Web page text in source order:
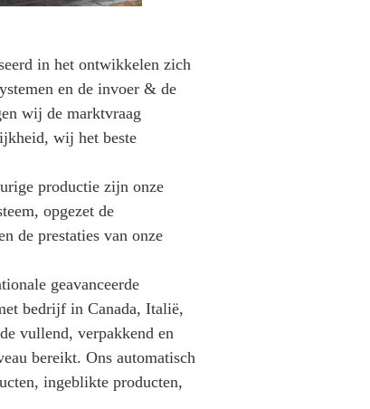
in het ontwikkelen zich
en de invoer & de
wij de marktvraag
wij het beste
productie zijn onze
opgezet de
de prestaties van onze
geavanceerde
bedrijf in Canada, Italië,
vullend, verpakkend en
bereikt. Ons automatisch
ingeblikte producten,